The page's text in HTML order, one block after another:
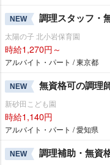
NEW 調理スタッフ・
太陽の子 北小岩保育園
時給1,270円～
アルバイト・パート / 東京都
NEW 無資格可の調理
新砂田こども園
時給1,140円
アルバイト・パート / 愛知県
NEW 調理補助・無資